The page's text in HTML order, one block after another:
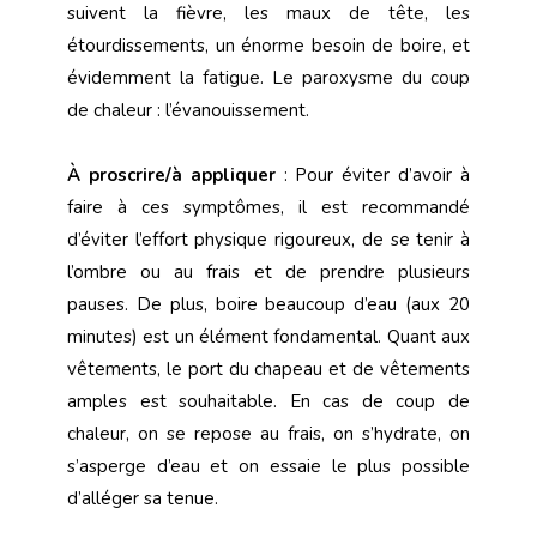
suivent la fièvre, les maux de tête, les
étourdissements, un énorme besoin de boire, et
évidemment la fatigue. Le paroxysme du coup
de chaleur : l’évanouissement.
À proscrire/à appliquer : Pour éviter d’avoir à
faire à ces symptômes, il est recommandé
d’éviter l’effort physique rigoureux, de se tenir à
l’ombre ou au frais et de prendre plusieurs
pauses. De plus, boire beaucoup d’eau (aux 20
minutes) est un élément fondamental. Quant aux
vêtements, le port du chapeau et de vêtements
amples est souhaitable. En cas de coup de
chaleur, on se repose au frais, on s’hydrate, on
s’asperge d’eau et on essaie le plus possible
d’alléger sa tenue.